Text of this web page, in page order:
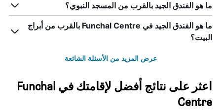
ما هو الفندق الجيد بالقرب من المسجد النبوي؟
ما هو الفندق الجيد في Funchal Centre بالقرب من أبراج
البيت؟
عرض المزيد من الأسئلة الشائعة
اعثر على نتائج أفضل لإقامتك في Funchal
Centre